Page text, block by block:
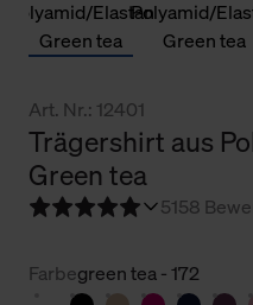
Art. Nr.: 12401
Trägershirt aus
Green tea
5158
Farbegreen tea - 172